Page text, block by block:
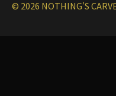
© 2026 NOTHING'S